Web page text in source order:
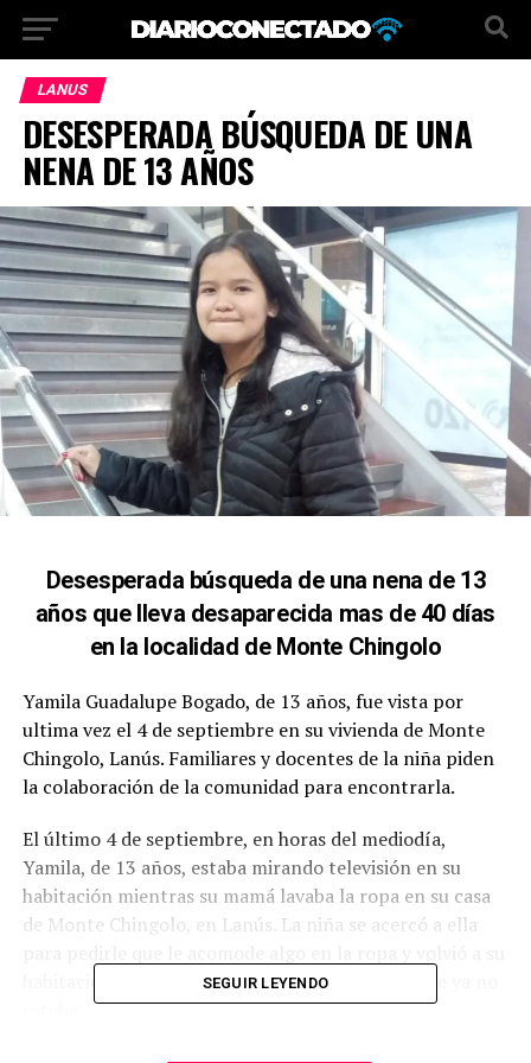
LANUS
DESESPERADA BÚSQUEDA DE UNA
NENA DE 13 AÑOS
Desesperada búsqueda de una nena de 13
años que lleva desaparecida mas de 40 días
en la localidad de Monte Chingolo
Yamila Guadalupe Bogado, de 13 años, fue vista por
ultima vez el 4 de septiembre en su vivienda de Monte
Chingolo, Lanús. Familiares y docentes de la niña piden
la colaboración de la comunidad para encontrarla.
El último 4 de septiembre, en horas del mediodía,
Yamila, de 13 años, estaba mirando televisión en su
habitación mientras su mamá lavaba la ropa en su casa
de Monte Chingolo, en Lanús. La niña se acercó a ella
habitación. Minutos más tarde su madre notó que ya no
SEGUIR LEYENDO